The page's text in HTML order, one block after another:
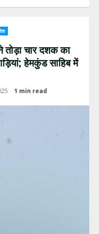
तोड़ा चार दशक का
हेमकुंड साहिब में
1 min read